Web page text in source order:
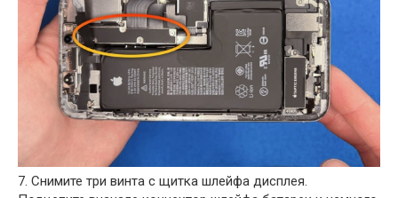
7. Снимите три винта с щитка шлейфа дисплея.